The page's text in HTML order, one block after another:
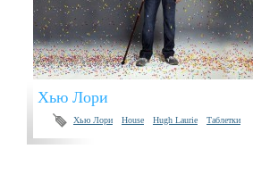
Хью Лори
Хью Лори House Hugh Laurie Таблетки